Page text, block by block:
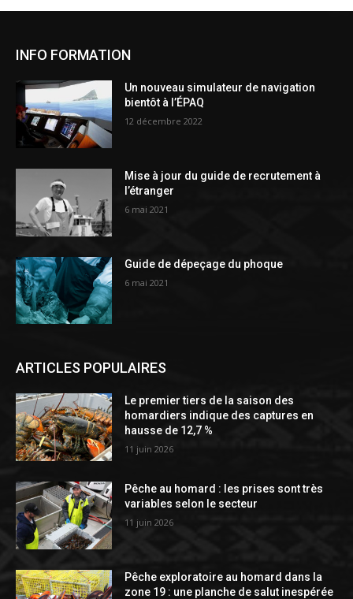
INFO FORMATION
Un nouveau simulateur de navigation
bientôt à l’ÉPAQ
12 décembre 2022
Mise à jour du guide de recrutement à
l’étranger
6 mai 2021
Guide de dépeçage du phoque
6 mai 2021
ARTICLES POPULAIRES
Le premier tiers de la saison des
homardiers indique des captures en
hausse de 12,7 %
11 juin 2026
Pêche au homard : les prises sont très
variables selon le secteur
11 juin 2026
Pêche exploratoire au homard dans la
zone 19 : une planche de salut inespérée